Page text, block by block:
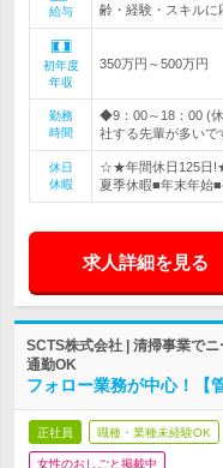
給与
齢・経験・スキル
初年度
年収
350万円～500万円
勤務
時間
◆9：00～18：00 (
社する先輩が多いで
休日
休暇
☆★年間休日125日
夏季休暇■年末年始
求人詳細を見る
SCTS株式会社 | 清掃事業で
通勤OK
フォロー業務が中心！【
正社員 職種・業種未経験OK
女性のおしごと掲載中